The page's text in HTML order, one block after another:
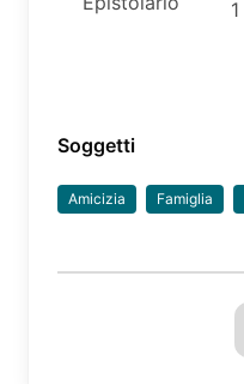
1
Soggetti
Amicizia Famiglia